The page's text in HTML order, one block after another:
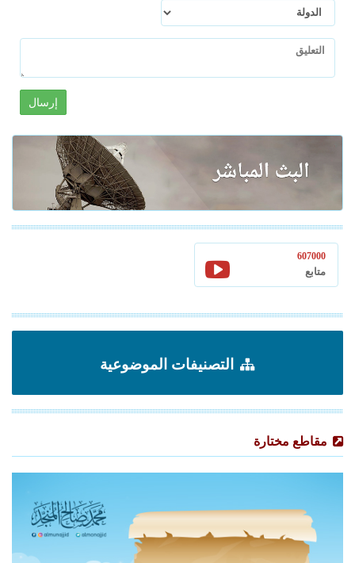
إرسال
607000
متابع
التصنيفات الموضوعية
مقاطع مختارة